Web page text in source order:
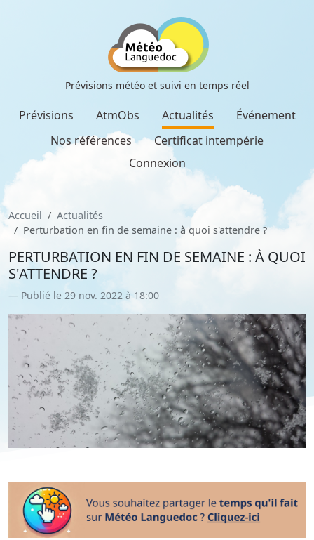
Prévisions météo et suivi en temps réel
Prévisions AtmObs Actualités
Événement
Nos références
Certificat intempérie
Connexion
Accueil
Actualités
Perturbation en fin de semaine : à quoi s'attendre ?
PERTURBATION EN FIN DE SEMAINE : À QUOI
S'ATTENDRE ?
Publié le 29 nov. 2022 à 18:00